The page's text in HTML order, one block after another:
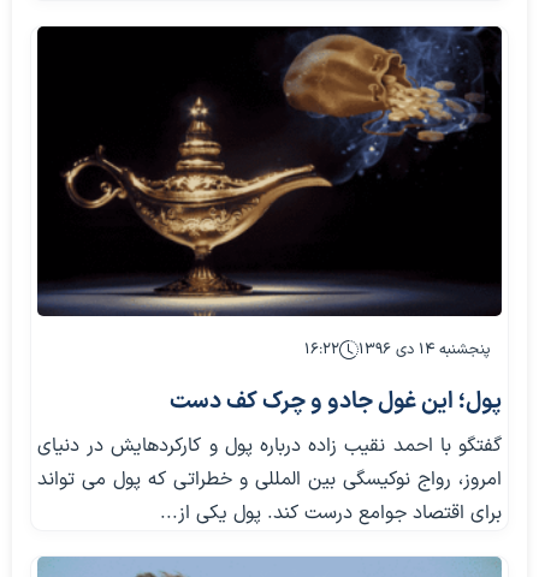
پنجشنبه ۱۴ دی ۱۳۹۶ ۱۶:۲۲
پول؛ این غول جادو و چرک کف دست
گفتگو با احمد نقیب زاده درباره پول و کارکردهایش در دنیای
امروز، رواج نوکیسگی بین المللی و خطراتی که پول می تواند
برای اقتصاد جوامع درست کند. پول یکی از...